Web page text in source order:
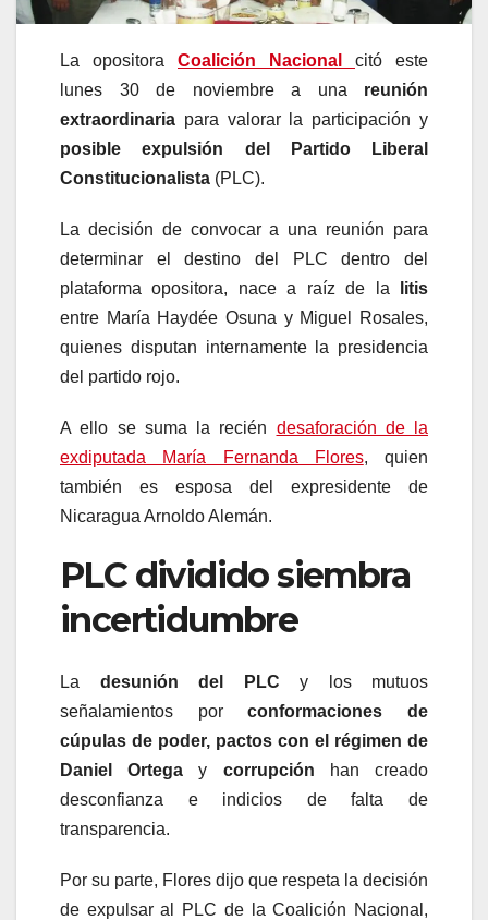
La opositora Coalición Nacional
citó este
lunes 30 de noviembre a una reunión
extraordinaria para valorar la participación y
posible expulsión del Partido Liberal
Constitucionalista (PLC).
La decisión de convocar a una reunión para
determinar el destino del PLC dentro del
plataforma opositora, nace a raíz de la
litis
entre María Haydée Osuna y Miguel Rosales,
quienes disputan internamente la presidencia
del partido rojo.
A ello se suma la recién desaforación de la
exdiputada María Fernanda Flores, quien
también es esposa del expresidente de
Nicaragua Arnoldo Alemán.
PLC dividido siembra
incertidumbre
La desunión del PLC y los mutuos
señalamientos porconformaciones de
cúpulas de poder, pactos con el régimen de
Daniel Ortega y corrupción han creado
desconfianza e indicios de falta de
transparencia.
Por su parte, Flores dijo que respeta la decisión
de expulsar al PLC de la Coalición Nacional,